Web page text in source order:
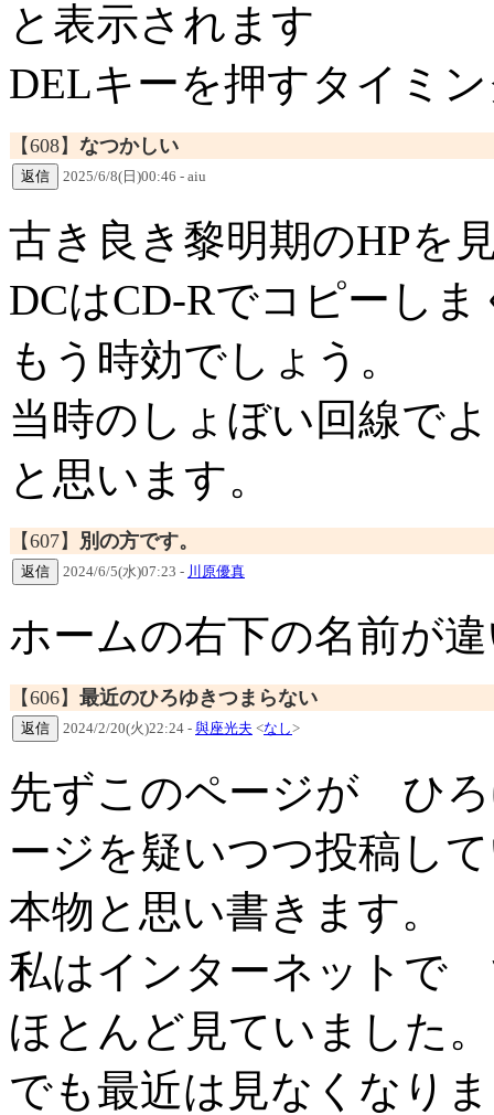
と表示されます
DELキーを押すタイミ
【608】 なつかしい
2025/6/8(日)00:46 - aiu
古き良き黎明期のHPを
DCはCD-Rでコピーし
もう時効でしょう。
当時のしょぼい回線で
と思います。
【607】 別の方です。
2024/6/5(水)07:23 - 川原優真
ホームの右下の名前が
【606】 最近のひろゆきつまらない
2024/2/20(火)22:24 - 與座光夫 <なし>
先ずこのページが ひ
ージを疑いつつ投稿し
本物と思い書きます。
私はインターネット
ほとんど見ていました。
でも最近は見なくなり